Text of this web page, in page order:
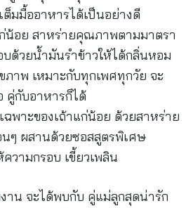
ต็มมื้ออาหารได้เป็นอย่างดี
น้อย สาหร่ายคุณภาพตามมาตรา
ด้วยน้ำมันรำข้าวให้ได้กลิ่นหอม
ภาพ เหมาะกับทุกเพศทุกวัย จะ
คู่กับอาหารก็ได้
ฉพาะของเถ้าแก่น้อย ด้วยสาหร่าย
ๆ ผสานด้วยซอสสูตรพิเศษ
วามกรอบ เขี้ยวเพลิน
าน จะได้พบกับ คู่แม่ลูกสุดน่ารัก